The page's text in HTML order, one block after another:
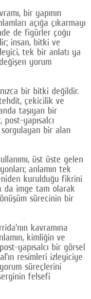
bir yapının
açığa çıkarmayı
de figürler çoğu
insan, bitki ve
tek bir anlatı ya
yorum
bir bitki değildir.
çekicilik ve
taşıyan bir
yapısalcı
bir alan
üst üste gelen
anlamın tek
kurulduğu fikrini
da imge tam olarak
sürecinin bir
kavramına
kimliğin ve
yapısalcı bir görsel
resimleri izleyiciye
süreçlerini
felsefi